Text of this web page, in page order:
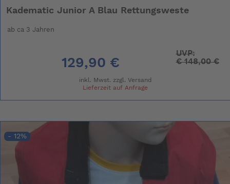
Kadematic Junior A Blau Rettungsweste
ab ca 3 Jahren
129,90 €
UVP:
€148,00 €
inkl. Mwst. zzgl. Versand
Lieferzeit auf Anfrage
- 12%